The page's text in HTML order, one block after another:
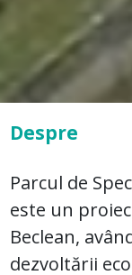
Despre
Parcul de
este un
Beclean,
dezvoltării